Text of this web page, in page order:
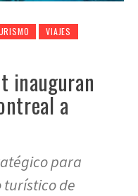
VIAJES
inauguran
a
para
turístico de